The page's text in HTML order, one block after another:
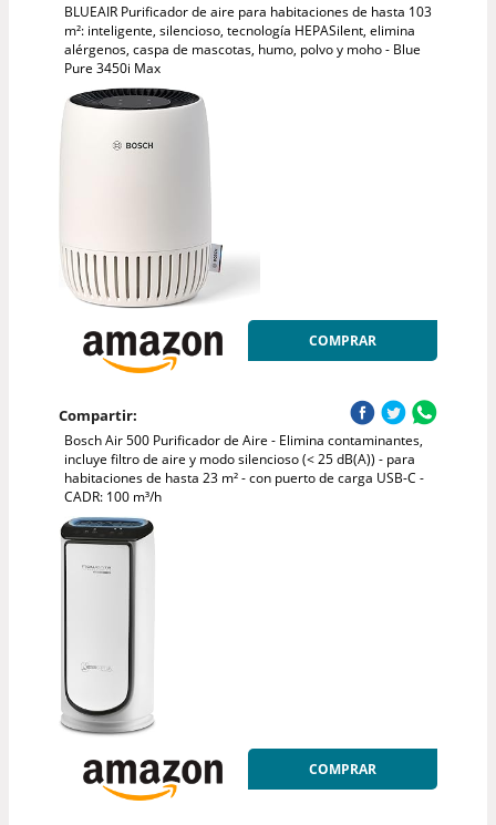
BLUEAIR Purificador de aire para habitaciones de hasta 103
m²: inteligente, silencioso, tecnología HEPASilent, elimina
alérgenos, caspa de mascotas, humo, polvo y moho - Blue
Pure 3450i Max
COMPRAR
Compartir:
Bosch Air 500 Purificador de Aire - Elimina contaminantes,
incluye filtro de aire y modo silencioso (< 25 dB(A)) - para
habitaciones de hasta 23 m² - con puerto de carga USB-C -
CADR: 100 m³/h
COMPRAR